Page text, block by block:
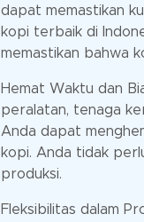
dapat memastikan
kopi terbaik di
memastikan bahwa
Hemat Waktu dan
peralatan, tenaga
Anda dapat
kopi. Anda tidak
produksi.
Fleksibilitas dalam